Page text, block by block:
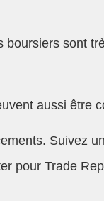
boursiers sont
aussi être
Suivez
pour Trade